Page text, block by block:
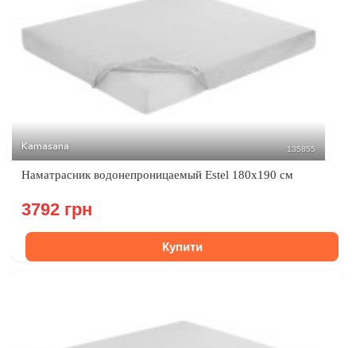
Kamasana 135855
Наматрасник водонепроницаемый Estel 180x190 см
3792 грн
Купити